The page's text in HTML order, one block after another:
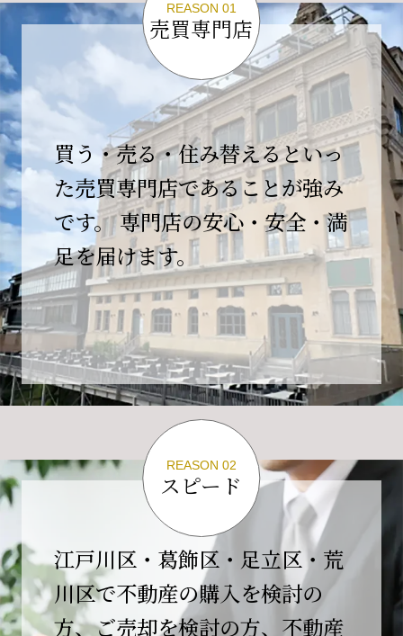
ご不便をおかけいたしますが、何卒ご理解の程
よろしくお願いいたします。
2026-04-17
【臨時休業のお知らせ】
平素より格別のご愛顧を賜り、誠にありがとう
ございます。
誠に勝手ながら、弊社開業10周年イベント開催
の為、
４月２６日(日)は臨時休業とさせていただきま
す。
これもひとえに皆様のご支援の賜物と、心より感謝申し上
げます。
ご不便をおかけしますが、何卒よろしくお願い
いたします。
翌日より通常営業いたします。
【開業10周年のご挨拶】
平素より格別のご高配を賜り、誠にありがとう
ございます。
おかげさまで当社は、2026年2月1日をもちまし
て開業10周年を迎えることができました。
REASON 01
売買専門店
買う・売る・住み替えるといっ
た売買専門店であることが強み
です。 専門店の安心・安全・満
足を届けます。
REASON 02
スピード
江戸川区・葛飾区・足立区・荒
川区で不動産の購入を検討の
方、ご売却を検討の方、不動産